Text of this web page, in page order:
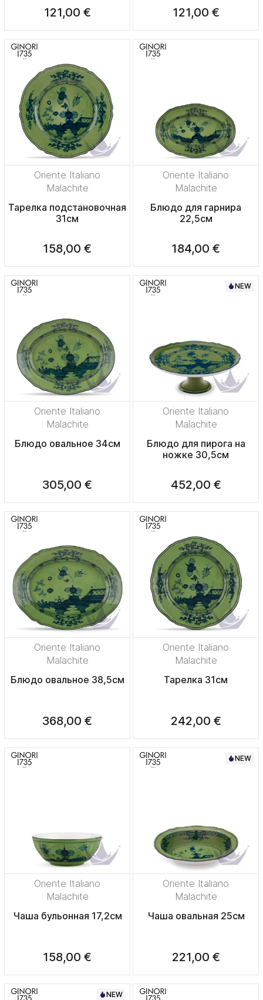
121,00 € 121,00 €
Oriente Italiano
Malachite
Тарелка подстановочная
31см
158,00 €
Oriente Italiano
Malachite
Блюдо для гарнира
22,5см
184,00 €
Oriente Italiano
Malachite
Блюдо овальное 34см
305,00 €
NEW
Oriente Italiano
Malachite
Блюдо для пирога на
ножке 30,5см
452,00 €
Oriente Italiano
Malachite
Блюдо овальное 38,5см
368,00 €
Oriente Italiano
Malachite
Тарелка 31см
242,00 €
Oriente Italiano
Malachite
Чаша бульонная 17,2см
158,00 €
NEW
Oriente Italiano
Malachite
Чаша овальная 25см
221,00 €
NEW